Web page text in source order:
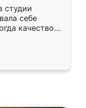
студии
себе
качеством
уже почти